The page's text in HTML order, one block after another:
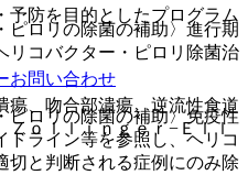
、吻合部潰瘍、逆流性食道
Ｚｏｌｌｉｎｇｅｒ−Ｅｌｌ
ロリの除菌の補助〉進行期
リコバクター・ピロリ除菌治
ロリの除菌の補助〉免疫性
ドライン等を参照し、ヘリコ
切と判断される症例にのみ除
防を目的としたプログラム
お問い合わせ